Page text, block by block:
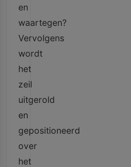
en
waartegen?
Vervolgens
wordt
het
zeil
uitgerold
en
gepositioneerd
over
het